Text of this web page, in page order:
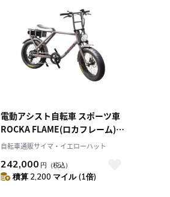
電動アシスト自転車 スポーツ車
ROCKA FLAME(ロカフレーム)
MAKAMI マットセピア 20インチ
自転車通販サイマ・イエローハット
242,000 円 （税込）
積算 2,200 マイル (1倍)